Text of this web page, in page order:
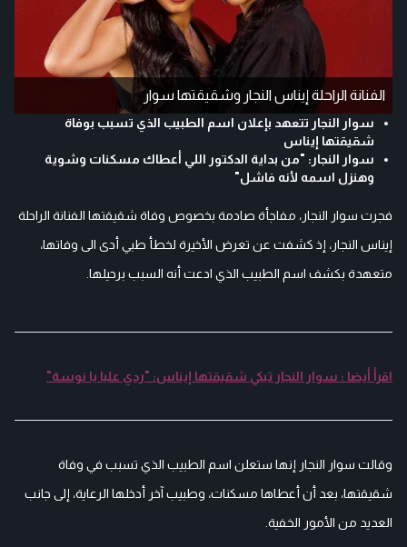
الفنانة الراحلة إيناس النجار وشقيقتها سوار
سوار النجار تتعهد بإعلان اسم الطبيب الذي تسبب بوفاة
شقيقتها إيناس
سوار النجار: "من بداية الدكتور اللي أعطاك مسكنات وشوية
وهنزل اسمه لأنه فاشل"
فجرت سوار النجار، مفاجأة صادمة بخصوص وفاة شقيقتها الفنانة الراحلة
إيناس النجار، إذ كشفت عن تعرض الأخيرة لخطأ طبي أدى الى وفاتها،
متعهدة بكشف اسم الطبيب الذي ادعت أنه السبب برحيلها.
اقرأ أيضا : سوار النجار تبكي شقيقتها إيناس: "ردي عليا يا نوسة"
وقالت سوار النجار إنها ستعلن اسم الطبيب الذي تسبب في وفاة
شقيقتها، بعد أن أعطاها مسكنات، وطبيب آخر أدخلها الرعاية، إلى جانب
العديد من الأمور الخفية.